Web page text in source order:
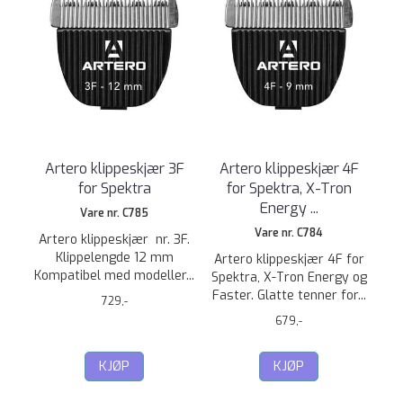
Artero klippeskjær 3F
for Spektra
Vare nr. C785
Artero klippeskjær nr. 3F.
Klippelengde 12 mm
Kompatibel med modeller...
729,-
KJØP
Artero klippeskjær 4F
for Spektra, X-Tron
Energy ...
Vare nr. C784
Artero klippeskjær 4F for
Spektra, X-Tron Energy og
Faster. Glatte tenner for...
679,-
KJØP